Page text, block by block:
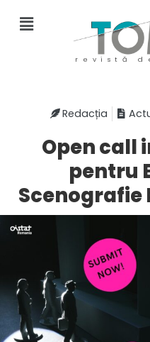
revistă
Redacția
Open call
pentru
Scenografie